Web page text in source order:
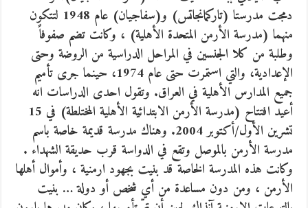
دمجت مدرستا (تاركمانجاتس) و(سفاجيان) عام 1948 لتتكون
منهما (مدرسة الأرمن المتحدة الأهلية) ، وكانت تضم صفوفاً
وطلبة من كلا الجنسين في المراحل الدراسية من الروضة وحتى
الإعدادية، والتي استمرت حتى عام 1974، حينما جرى تأميم
جميع المدارس الأهلية في العراق. وتقول احدى الدراسات انه
أعيد افتتاح (مدرسة الأرمن الابتدائية الأهلية المختلطة) في 15
تشرين الأول/أكتوبر 2004. وهناك مدرسة قديمة خاصة باسم
مدرسة الأرمن بالموصل وتقع في الدواسة قرب حديقة الشهداء .
وكانت هذه المدرسة الخاصة قد بنيت بجهود ارمنية ، وأموال أهلها
الأرمن ، ومن دون مساعدة من أي شخص أو دولة … بنيت